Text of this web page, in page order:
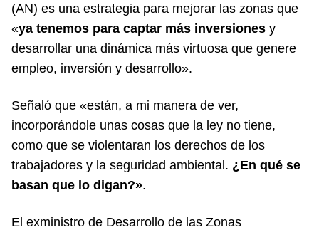
(AN) es una estrategia para mejorar las zonas que
«ya tenemos para captar más inversiones y
desarrollar una dinámica más virtuosa que genere
empleo, inversión y desarrollo».
Señaló que «están, a mi manera de ver,
incorporándole unas cosas que la ley no tiene,
como que se violentaran los derechos de los
trabajadores y la seguridad ambiental. ¿En qué se
basan que lo digan?».
El exministro de Desarrollo de las Zonas